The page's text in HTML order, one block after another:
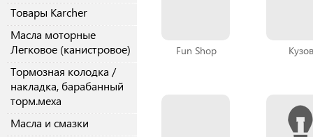
Товары Karcher
Масла моторные
Легковое (канистровое)
Тормозная колодка /
накладка, барабанный
торм.меха
Масла и смазки
Fun Shop Кузов